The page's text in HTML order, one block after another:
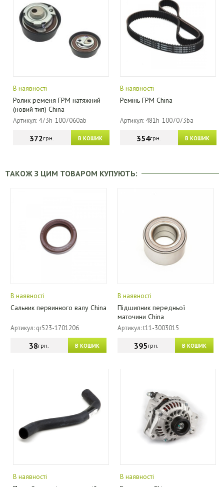
В наявності
Ролик ременя ГРМ натяжний
(новий тип) China
Артикул: 473h-1007060ab
В КОШИК
372грн.
В наявності
Ремінь ГРМ China
Артикул: 481h-1007073ba
В КОШИК
354грн.
ТАКОЖ З ЦИМ ТОВАРОМ КУПУЮТЬ:
В наявності
Сальник первинного валу China
Артикул: qr523-1701206
В КОШИК
38грн.
В наявності
Підшипник передньої
маточини China
Артикул: t11-3003015
В КОШИК
395грн.
В наявності В наявності